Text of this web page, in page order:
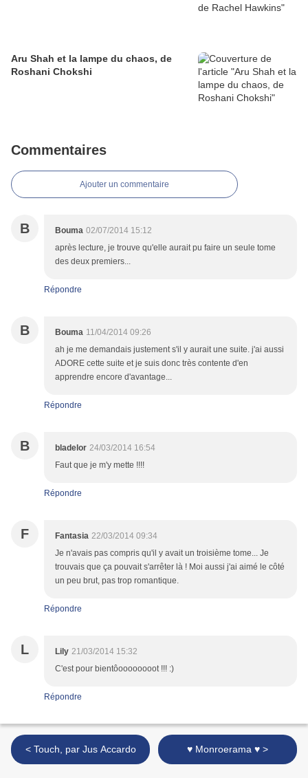
Aru Shah et la lampe du chaos, de
Roshani Chokshi
Commentaires
Ajouter un commentaire
B Bouma 02/07/2014 15:12
après lecture, je trouve qu'elle aurait pu faire un seule tome
des deux premiers...
Répondre
B Bouma 11/04/2014 09:26
ah je me demandais justement s'il y aurait une suite. j'ai aussi
ADORE cette suite et je suis donc très contente d'en
apprendre encore d'avantage...
Répondre
B bladelor 24/03/2014 16:54
Faut que je m'y mette !!!!
Répondre
F Fantasia 22/03/2014 09:34
Je n'avais pas compris qu'il y avait un troisième tome... Je
trouvais que ça pouvait s'arrêter là ! Moi aussi j'ai aimé le côté
un peu brut, pas trop romantique.
Répondre
L Lily 21/03/2014 15:32
C'est pour bientôoooooooot !!! :)
Répondre
< Touch, par Jus Accardo ♥ Monroerama ♥ >